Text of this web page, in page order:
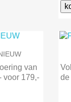
van
voor 179,-
de